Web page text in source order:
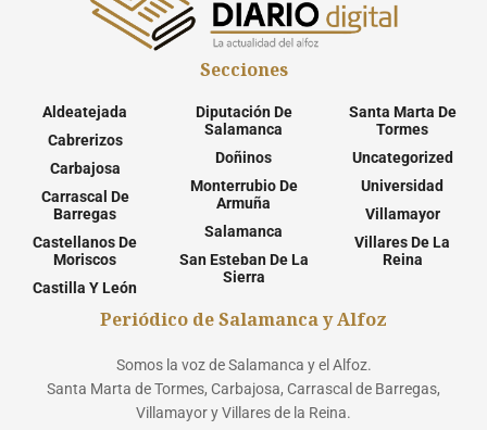
Secciones
Aldeatejada
Cabrerizos
Carbajosa
Carrascal De
Barregas
Castellanos De
Moriscos
Castilla Y León
Diputación De
Salamanca
Doñinos
Monterrubio De
Armuña
Salamanca
San Esteban De La
Sierra
Santa Marta De
Tormes
Uncategorized
Universidad
Villamayor
Villares De La
Reina
Periódico de Salamanca y Alfoz
Somos la voz de Salamanca y el Alfoz.
Santa Marta de Tormes, Carbajosa, Carrascal de Barregas,
Villamayor y Villares de la Reina.